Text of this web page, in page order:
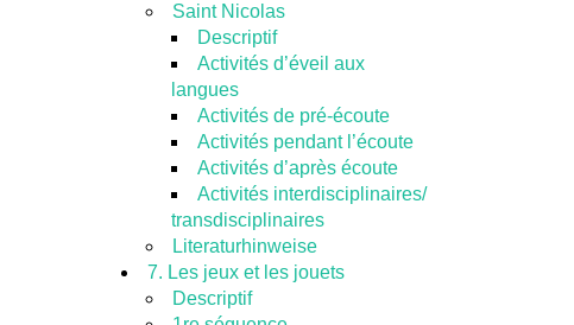
Saint Nicolas
Descriptif
Activités d’éveil aux
langues
Activités de pré-écoute
Activités pendant l’écoute
Activités d’après écoute
Activités interdisciplinaires/
transdisciplinaires
Literaturhinweise
7. Les jeux et les jouets
Descriptif